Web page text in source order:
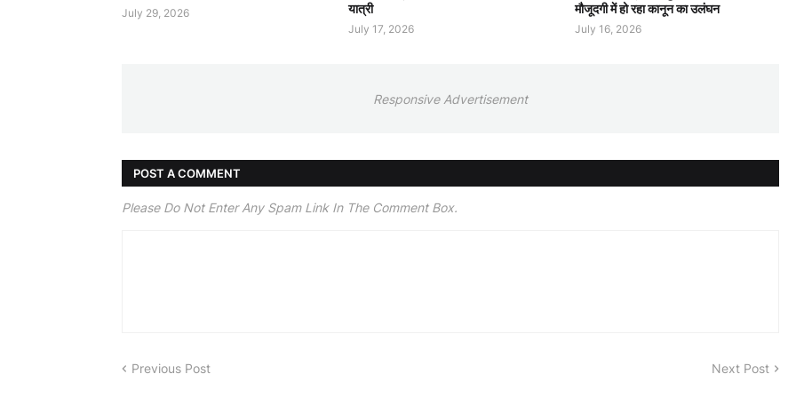
July 29, 2026 यात्री
July 17, 2026
मौजूदगी में हो रहा कानून का उलंघन
July 16, 2026
Responsive Advertisement
POST A COMMENT
Please Do Not Enter Any Spam Link In The Comment Box.
Previous Post Next Post